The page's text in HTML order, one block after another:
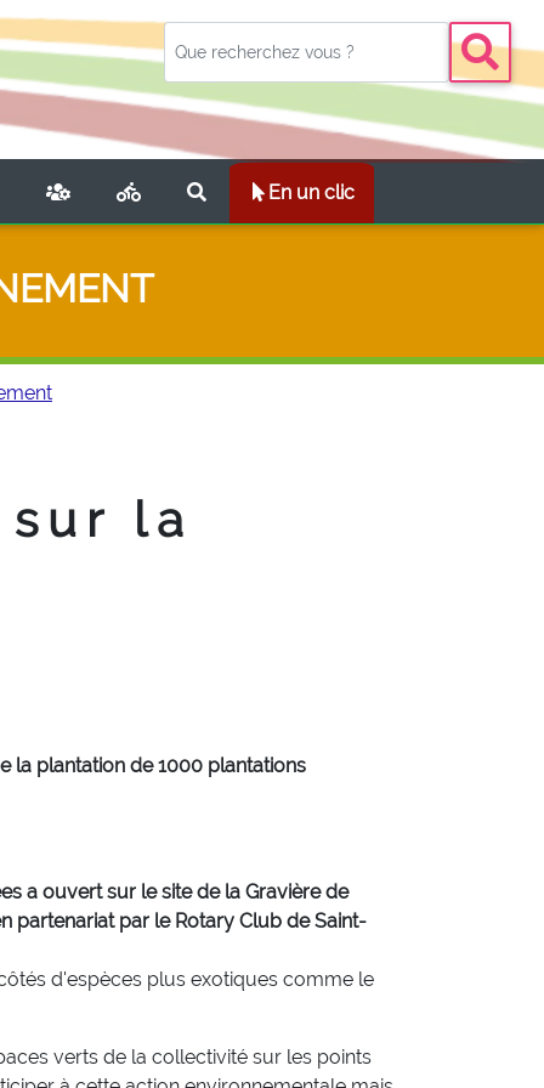
En un clic
la
la plantation de 1000 plantations
a ouvert sur le site de la Gravière de
partenariat par le Rotary Club de Saint-
d'espèces plus exotiques comme le
verts de la collectivité sur les points